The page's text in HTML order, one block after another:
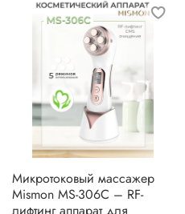
Микротоковый массажер
Mismon MS-306C – RF-
лифтинг аппарат для